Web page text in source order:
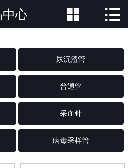
网站首页
产品中心
新闻中心
荣誉资质
公司场景
联系方式
中心  
尿沉渣管
普通管
采血针
病毒采样管